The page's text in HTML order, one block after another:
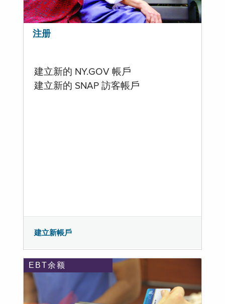
注册
建立新的 NY.GOV 帳戶
建立新的 SNAP 訪客帳戶
建立新帳戶
EBT余额